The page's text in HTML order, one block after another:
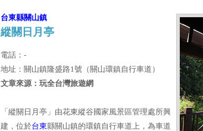
台東縣關山鎮
縱關日月亭
電話：-
地址：關山鎮隆盛路1號（關山環鎮自行車道）
文章來源：玩全台灣旅遊網
「縱關日月亭」由花東縱谷國家風景區管理處所興
建，位於台東縣關山鎮的環鎮自行車道上，為車道